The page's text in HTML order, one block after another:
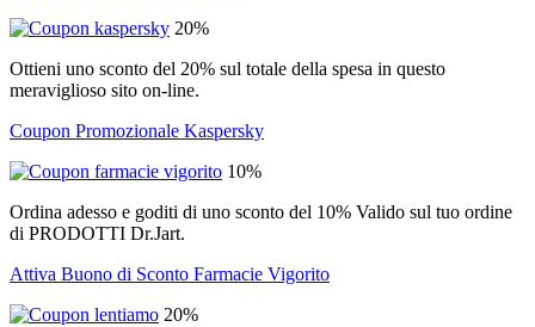
20%
Ottieni uno sconto del 20% sul totale della spesa in questo
meraviglioso sito on-line.
Coupon Promozionale Kaspersky
10%
Ordina adesso e goditi di uno sconto del 10% Valido sul tuo ordine
di PRODOTTI Dr.Jart.
Attiva Buono di Sconto Farmacie Vigorito
20%